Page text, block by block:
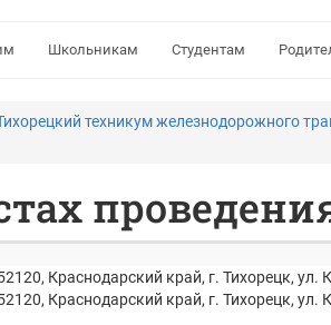
Школьникам Студентам
техникум железнодорожного
Краснодарский край, г. Тихорецк, ул.
Краснодарский край, г. Тихорецк, ул.